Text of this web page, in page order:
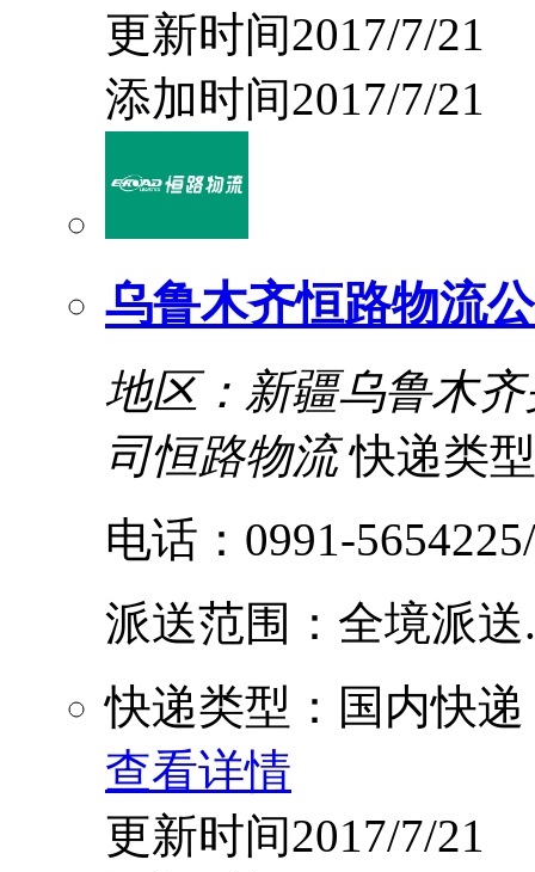
更新时间2017/7/21
添加时间2017/7/21
乌鲁木齐恒路物流
地区：新疆乌鲁木
司恒路物流 快递类
电话：0991-
派送范围：全境派送
快递类型：国内快递
查看详情
更新时间2017/7/21